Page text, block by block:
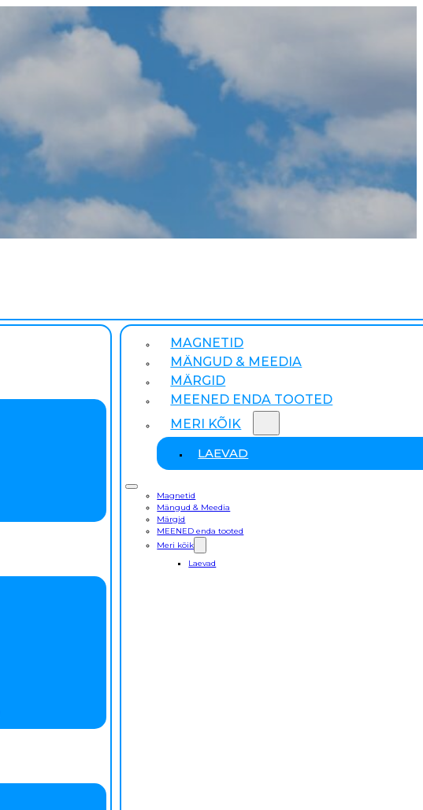
MAGNETID
MÄNGUD & MEEDIA
MÄRGID
MEENED ENDA TOOTED
MERI KÕIK
LAEVAD
Magnetid
Mängud & Meedia
Märgid
MEENED enda tooted
Meri kõik
Laevad